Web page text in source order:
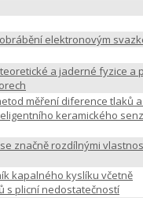
elektronovým
teoretické a jaderné fyzice a
měření diference tlaků
keramického
značně rozdílnými
kapalného kyslíku včetně
s plicní nedostatečností